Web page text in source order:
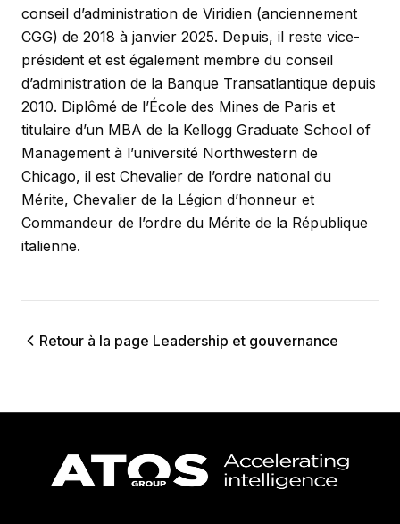
conseil d’administration de Viridien (anciennement
CGG) de 2018 à janvier 2025. Depuis, il reste vice-
président et est également membre du conseil
d’administration de la Banque Transatlantique depuis
2010. Diplômé de l’École des Mines de Paris et
titulaire d’un MBA de la Kellogg Graduate School of
Management à l’université Northwestern de
Chicago, il est Chevalier de l’ordre national du
Mérite, Chevalier de la Légion d’honneur et
Commandeur de l’ordre du Mérite de la République
italienne.
Retour à la page Leadership et gouvernance